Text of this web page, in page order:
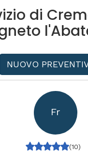
di
NUOVO
Fr
(10)